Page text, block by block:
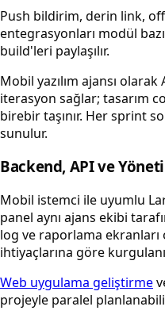
Push bildirim, derin link,
entegrasyonları modül
build'leri paylaşılır.
Mobil yazılım ajansı olarak
iterasyon sağlar; tasarım
birebir taşınır. Her sprint
sunulur.
Backend, API ve
Mobil istemci ile uyumlu
panel aynı ajans ekibi
log ve raporlama
ihtiyaçlarına göre
Web uygulama geliştirme
projeyle paralel